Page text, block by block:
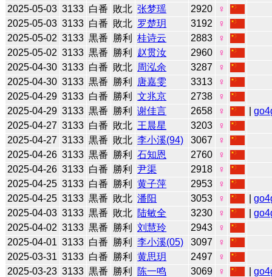
2025-05-03 3133 白番 敗北 张梦瑶 2920
♀
2025-05-03 3133 白番 敗北 罗楚玥 3192
♀
2025-05-02 3133 黒番 勝利 桂诗云 2883
♀
2025-05-02 3133 黒番 勝利 赵贯汝 2960
♀
2025-04-30 3133 白番 敗北 周泓余 3287
♀
2025-04-30 3133 黒番 勝利 唐嘉雯 3313
♀
2025-04-29 3133 白番 勝利 文兆京 2738
♀
2025-04-29 3133 黒番 勝利 谢佳言 2658 ♀ |
2025-04-27 3133 白番 敗北 王晨星 3203
♀
2025-04-27 3133 黒番 敗北 李小溪(94) 3067
♀
2025-04-26 3133 黒番 勝利 石知恩 2760
♀
2025-04-26 3133 白番 勝利 尹渠 2918
♀
2025-04-25 3133 白番 勝利 黄子萍 2953
♀
2025-04-25 3133 黒番 敗北 潘阳 3053 ♀ |
2025-04-03 3133 黒番 敗北 陆敏全 3230 ♀ |
2025-04-02 3133 黒番 勝利 刘慧玲 2943
♀
2025-04-01 3133 白番 勝利 李小溪(05) 3097
♀
2025-03-31 3133 白番 勝利 黄思玥 2497
♀
2025-03-23 3133 黒番 勝利 陈一鸣 3069 ♀ |